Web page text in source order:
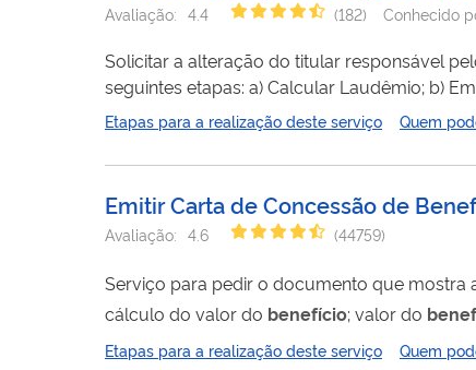
Avaliação: 4.4 (182) Conhecido
Solicitar a alteração do titular responsável
seguintes etapas: a) Calcular Laudêmio; b)
Autorização para Transferência - CAT; e)
Etapas para a realização deste serviço Quem
Emitir Carta de Concessão de
Avaliação: 4.6 (44759)
Serviço para pedir o documento que mostra
cálculo do valor do benefício ; valor do
ao INSS.
Etapas para a realização deste serviço Quem